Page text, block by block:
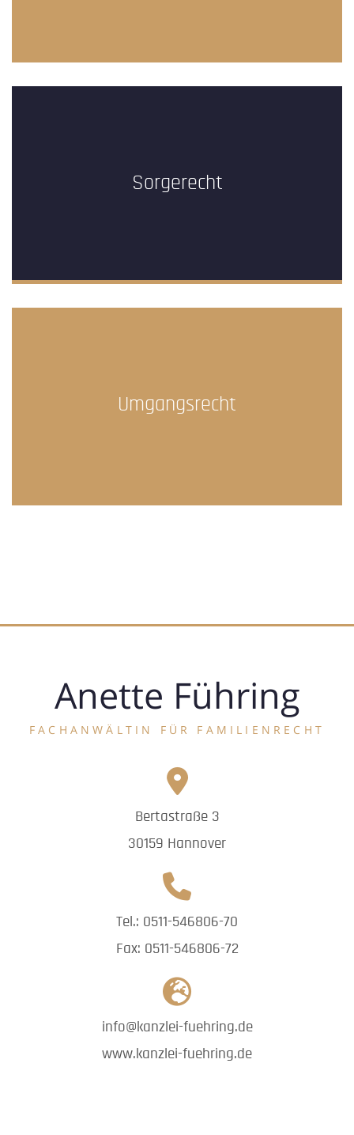
Sorgerecht
Umgangsrecht
Anette Führing
FACHANWÄLTIN FÜR FAMILIENRECHT
Bertastraße 3
30159 Hannover
Tel.: 0511-546806-70
Fax: 0511-546806-72
info@kanzlei-fuehring.de
www.kanzlei-fuehring.de